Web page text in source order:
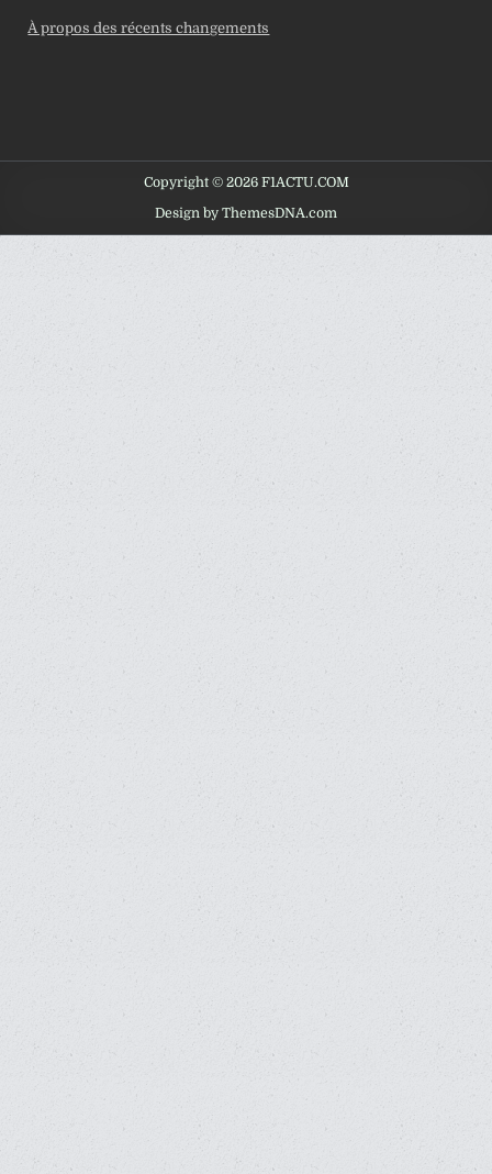
À propos des récents changements
Copyright © 2026 F1ACTU.COM
Design by ThemesDNA.com